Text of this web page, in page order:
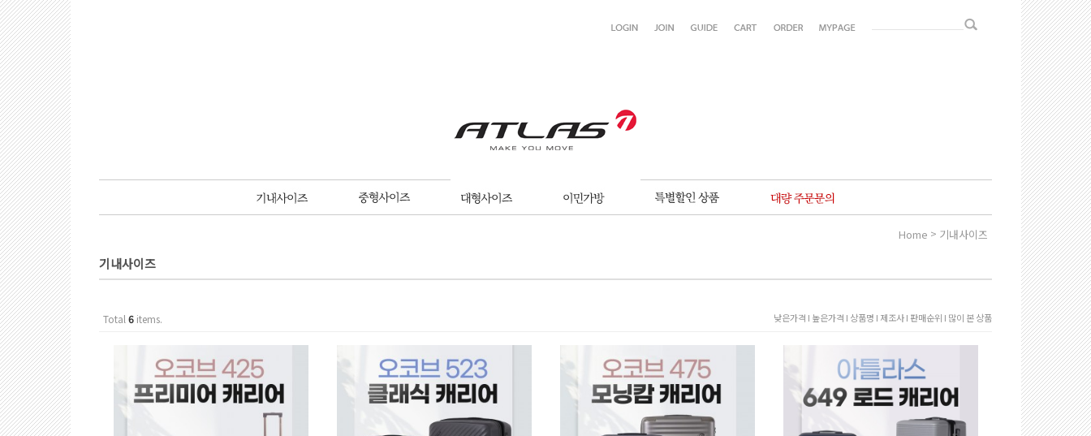
Home > 기내사이즈
기내사이즈
Total6items. 낮은가격 I 높은가격 I 상품명 I 제조사 I 판매순위 I 많이 본 상품